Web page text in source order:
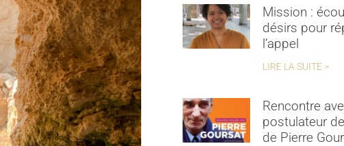
Mission :
désirs pour
l’appel
LIRE LA SUITE >
Rencontre
postulateur
de Pierre